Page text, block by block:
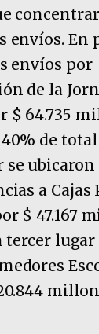
envíos. En
envíos por
de la
$ 64.735
de total
se
a Cajas
$ 47.167
tercer